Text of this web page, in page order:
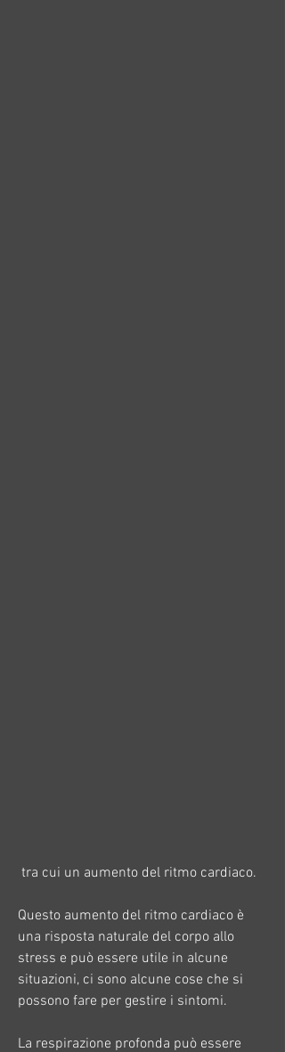
tra cui un aumento del ritmo cardiaco.
Questo aumento del ritmo cardiaco è
una risposta naturale del corpo allo
stress e può essere utile in alcune
situazioni, ci sono alcune cose che si
possono fare per gestire i sintomi.
La respirazione profonda può essere